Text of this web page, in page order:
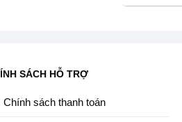
SÁCH HỖ TRỢ
Chính sách thanh toán